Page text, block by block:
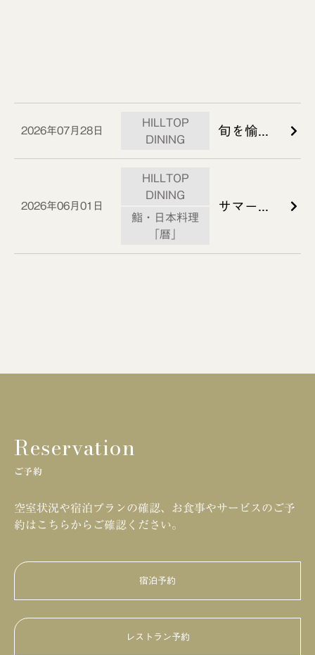
2026年07月28日
HILLTOP
DINING
2026年06月01日
HILLTOP
DINING
鮨・日本料理
「暦」
Reservation
ご予約
空室状況や宿泊プランの確認、お食事やサービスのご予
約はこちらからご確認ください。
宿泊予約
レストラン予約